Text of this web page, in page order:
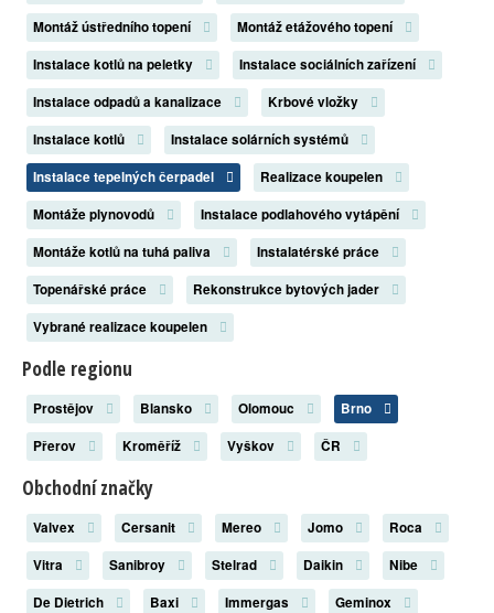
Montáž ústředního topení
Montáž etážového topení
Instalace kotlů na peletky
Instalace sociálních zařízení
Instalace odpadů a kanalizace
Krbové vložky
Instalace kotlů
Instalace solárních systémů
Instalace tepelných čerpadel
Realizace koupelen
Montáže plynovodů
Instalace podlahového vytápění
Montáže kotlů na tuhá paliva
Instalatérské práce
Topenářské práce
Rekonstrukce bytových jader
Vybrané realizace koupelen
Podle regionu
Prostějov Blansko Olomouc
Brno
Přerov
Kroměříž Vyškov ČR
Obchodní značky
Valvex Cersanit Mereo Jomo
Roca
Vitra
Sanibroy Stelrad Daikin
Nibe
De Dietrich
Baxi Immergas
Geminox